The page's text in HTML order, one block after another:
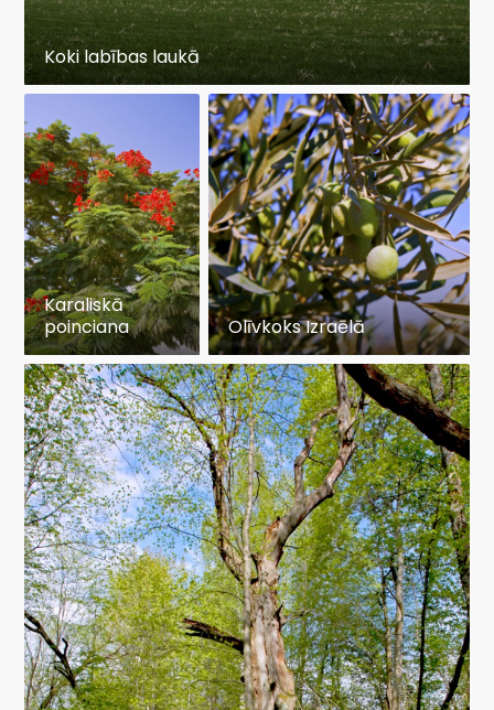
Koki labības laukā
Karaliskā
poinciana
Olīvkoks Izraēlā